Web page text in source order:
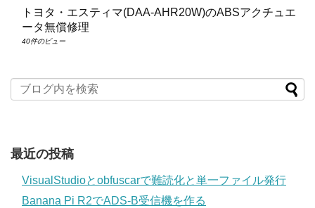
トヨタ・エスティマ(DAA‑AHR20W)のABSアクチュエ
ータ無償修理
40件のビュー
最近の投稿
VisualStudioとobfuscarで難読化と単一ファイル発行
Banana Pi R2でADS-B受信機を作る